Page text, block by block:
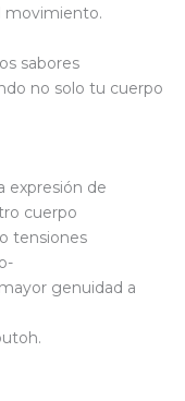
movimiento.
sabores
no solo tu cuerpo
expresión de
cuerpo
tensiones
genuidad a